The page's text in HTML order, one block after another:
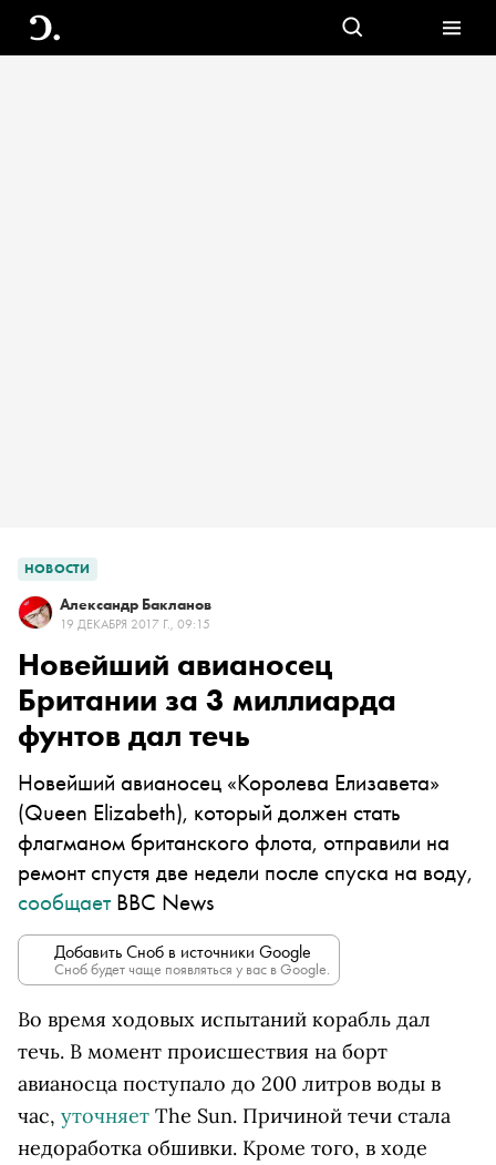
НОВОСТИ
Александр Бакланов
19 ДЕКАБРЯ 2017 Г., 09:15
Новейший авианосец
Британии за 3 миллиарда
фунтов дал течь
Новейший авианосец «Королева Елизавета»
(Queen Elizabeth), который должен стать
флагманом британского флота, отправили на
ремонт спустя две недели после спуска на воду,
сообщаетBBC News
Добавить Сноб в источники Google
Сноб будет чаще появляться у вас в Google.
Во время ходовых испытаний корабль дал
течь. В момент происшествия на борт
авианосца поступало до 200 литров воды в
час, уточняет The Sun. Причиной течи стала
недоработка обшивки. Кроме того, в ходе